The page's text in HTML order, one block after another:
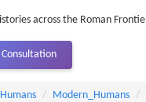
across the Roman
Modern_Humans